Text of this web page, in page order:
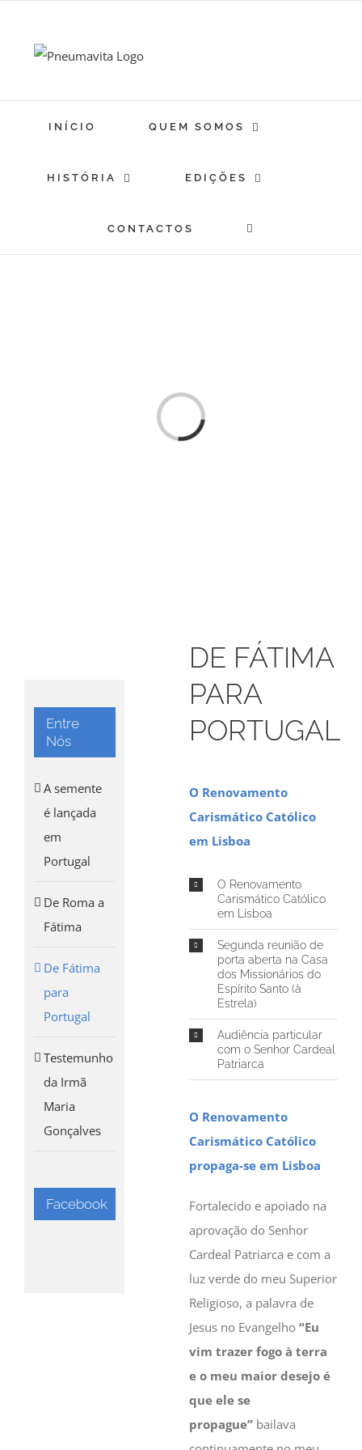
content
INÍCIO QUEM SOMOS
HISTÓRIA EDIÇÕES
CONTACTOS
Loading...
DE FÁTIMA
PARA
PORTUGAL
O Renovamento
Carismático Católico
em Lisboa
O Renovamento
Carismático Católico
em Lísboa
Segunda reunião de
porta aberta na Casa
dos Missionários do
Espírito Santo (à
Estrela)
Audiência particular
com o Senhor Cardeal
Patriarca
O Renovamento
Carismático Católico
propaga-se em Lisboa
Fortalecido e apoiado na
aprovação do Senhor
Cardeal Patriarca e com a
luz verde do meu Superior
Religioso, a palavra de
Jesus no Evangelho“Eu
vim trazer fogo à terra
e o meu maior desejo é
que ele se
propague” bailava
Entre
Nós
A semente
é lançada
em
Portugal
De Roma a
Fátima
De Fátima
para
Portugal
Testemunho
da Irmã
Maria
Gonçalves
Facebook